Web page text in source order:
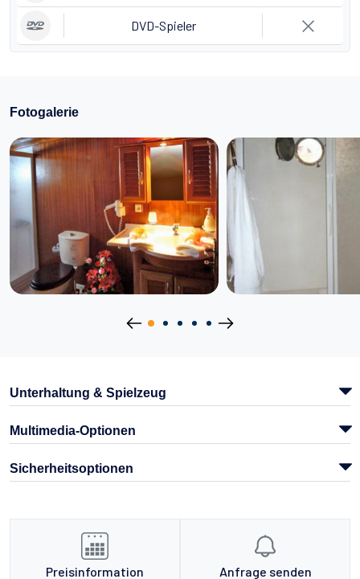
DVD-Spieler
Fotogalerie
Unterhaltung & Spielzeug
Multimedia-Optionen
Sicherheitsoptionen
Preisinformation Anfrage senden